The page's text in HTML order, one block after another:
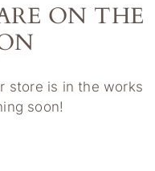
ON THE
store is in the works
soon!